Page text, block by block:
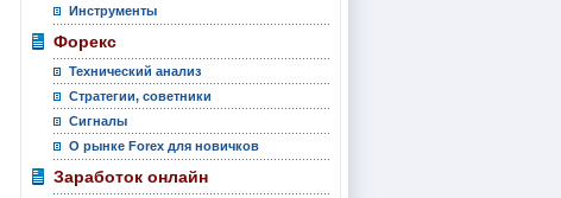
Инструменты
Форекс
Технический анализ
Стратегии, советники
Сигналы
О рынке Forex для новичков
Заработок онлайн